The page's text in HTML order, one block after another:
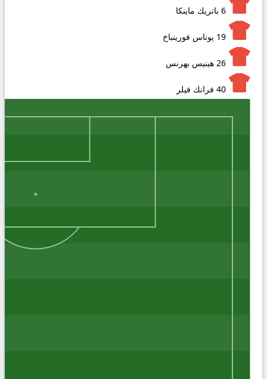
6 باتريك ماينكا
19 يوناس فورينباخ
26 هينيس بهرنس
40 فرانك فيلر